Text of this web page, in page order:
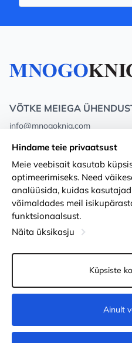
VÕTKE MEIEGA
info@mnogoknig.com
Rīga, Augusta Deglava 69d, LV-
Meist
Poed
Kohaletoimetamine ja makse
Lojaalsuskaardid
PÕHJUST KOOSTÖÖKS
Hindame teie privaatsust
Meie veebisait kasutab
optimeerimiseks. Need
analüüsida, kuidas
võimaldades meil
funktsionaalsust.
Näita üksikasju
Küpsiste
Ainult